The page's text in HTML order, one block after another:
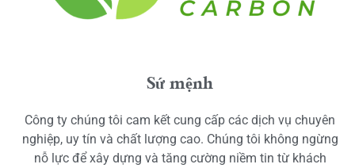
Sứ mệnh
Công ty chúng tôi cam kết cung cấp các dịch vụ chuyên
nghiệp, uy tín và chất lượng cao. Chúng tôi không ngừng
nỗ lực để xây dựng và tăng cường niềm tin từ khách